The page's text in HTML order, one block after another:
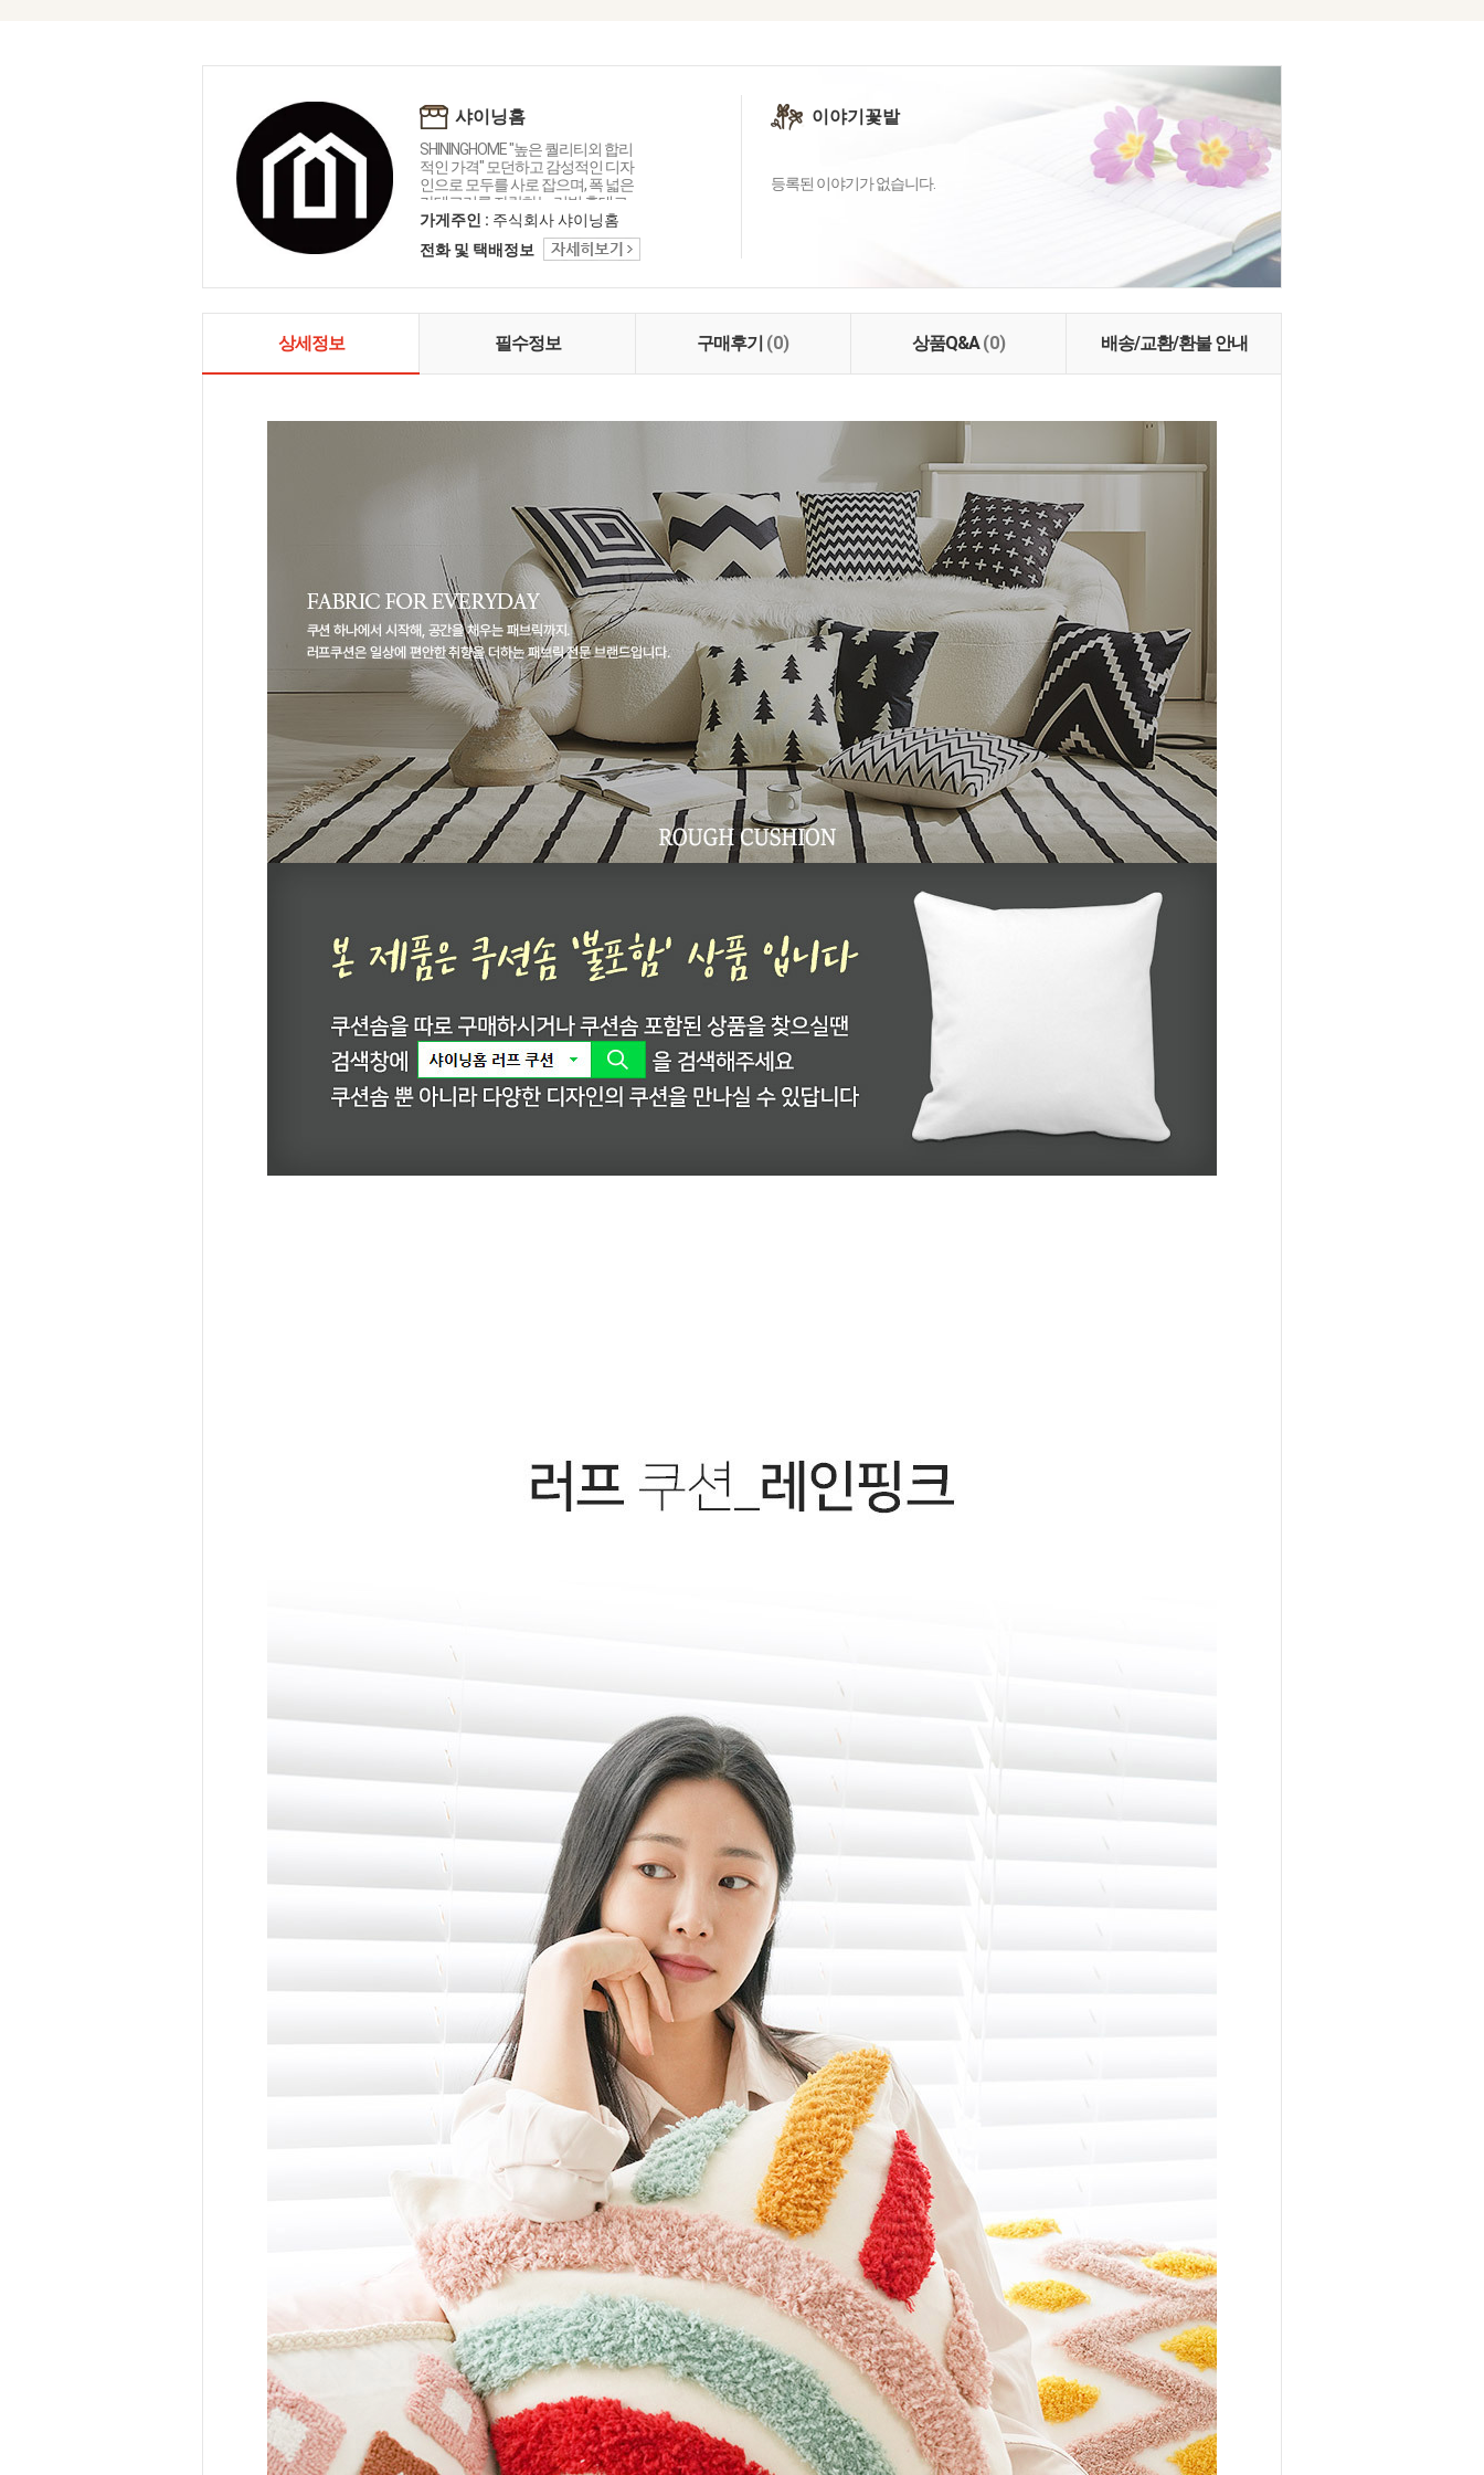
샤이닝홈
SHININGHOME "높은 퀄리티외 합리
적인 가격" 모던하고 감성적인 디자
인으로 모두를 사로 잡으며, 폭 넓은
카테고리를 자랑하는 리빙 홈데코
인테리어 샤이닝홈입니다.
가게주인 : 주식회사 샤이닝홈
전화 및 택배정보
이야기꽃밭
등록된 이야기가 없습니다.
상세정보 필수정보 구매후기 (0) 상품Q&A(0) 배송/교환/환불 안내